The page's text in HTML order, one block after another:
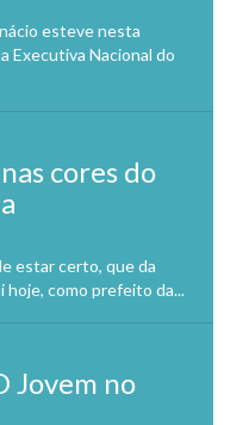
esteve nesta
Executiva Nacional do
cores do
estar certo, que da
hoje, como prefeito da...
Jovem no